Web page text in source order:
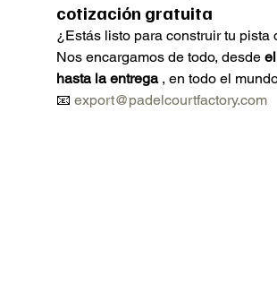
cotización gratuita
¿Estás listo para construir tu pista
Nos encargamos de todo, desde
hasta la entrega , en todo el
📧 export@padelcourtfactory.com